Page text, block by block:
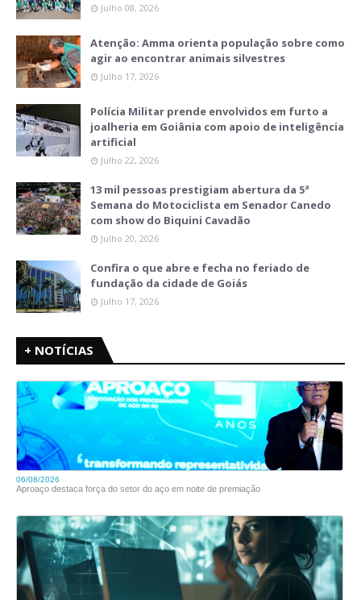
Julho 08, 2026
Atenção: Amma orienta população sobre como
agir ao encontrar animais silvestres
Julho 17, 2026
Polícia Militar prende envolvidos em furto a
joalheria em Goiânia com apoio de inteligência
artificial
Julho 22, 2026
13 mil pessoas prestigiam abertura da 5ª
Semana do Motociclista em Senador Canedo
com show do Biquini Cavadão
Julho 20, 2026
Confira o que abre e fecha no feriado de
fundação da cidade de Goiás
Julho 17, 2026
+ NOTÍCIAS